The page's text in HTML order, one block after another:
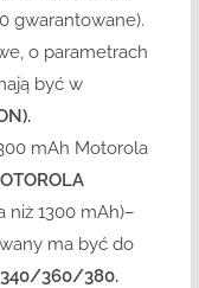
gwarantowane).
o parametrach
być w
mAh Motorola
niż 1300 mAh)–
ma być do
360/380.